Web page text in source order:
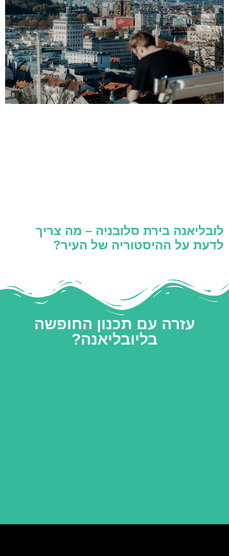
לובליאנה בירת סלובניה – מה צריך
לדעת על ההיסטוריה של העיר?
עזרה עם תכנון החופשה
בליובליאנה?